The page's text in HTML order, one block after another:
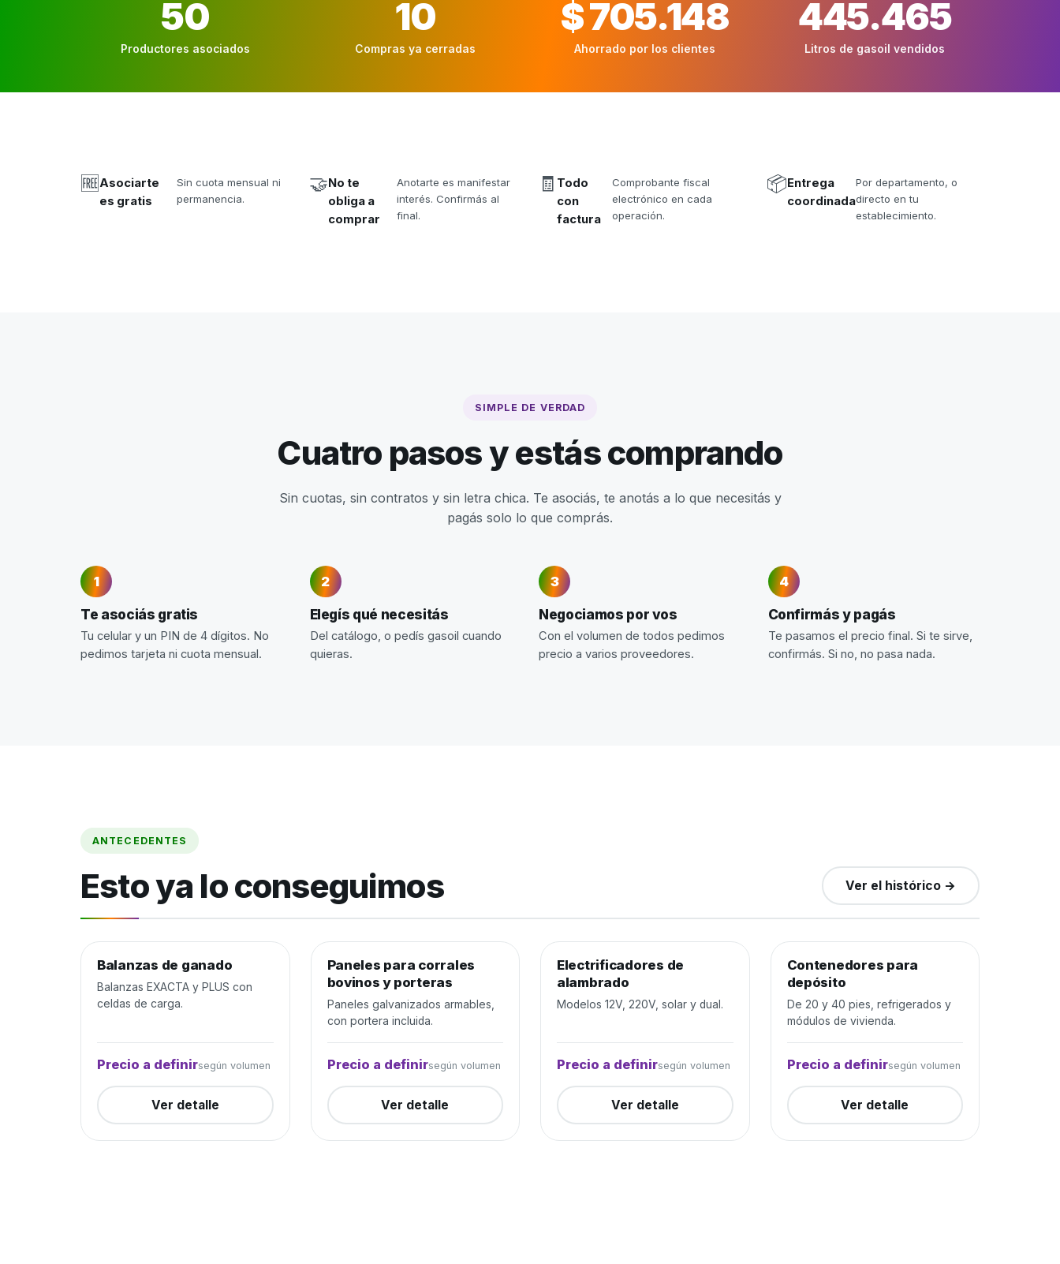
50
Productores asociados
10
Compras ya cerradas
$ 705.148
Ahorrado por los clientes
445.465
Litros de gasoil vendidos
🆓Asociarte
es gratis
Sin cuota mensual ni
permanencia.
🤝No te
obliga a
comprar
Anotarte es manifestar
interés. Confirmás al
final.
🧾 Todo
con
factura
Comprobante fiscal
electrónico en cada
operación.
📦Entrega
coordinada
Por departamento, o
directo en tu
establecimiento.
SIMPLE DE VERDAD
Cuatro pasos y estás comprando
Sin cuotas, sin contratos y sin letra chica. Te asociás, te anotás a lo que necesitás y
pagás solo lo que comprás.
Te asociás gratis
Tu celular y un PIN de 4 dígitos. No
pedimos tarjeta ni cuota mensual.
Elegís qué necesitás
Del catálogo, o pedís gasoil cuando
quieras.
Negociamos por vos
Con el volumen de todos pedimos
precio a varios proveedores.
Confirmás y pagás
Te pasamos el precio final. Si te sirve,
confirmás. Si no, no pasa nada.
ANTECEDENTES
Esto ya lo conseguimos Ver el histórico →
Manejo de ganado Cerrada
Balanzas de ganado
Balanzas EXACTA y PLUS con
celdas de carga.
Precio a definirsegún volumen
Ver detalle
Manejo de ganado Cerrada
Paneles para corrales
bovinos y porteras
Paneles galvanizados armables,
con portera incluida.
Precio a definirsegún volumen
Ver detalle
Alambrados y cercos
Electrificadores de
alambrado
Modelos 12V, 220V, solar y dual.
Precio a definirsegún volumen
Ver detalle
Depósito y construcción
Contenedores para
depósito
De 20 y 40 pies, refrigerados y
módulos de vivienda.
Precio a definirsegún volumen
Ver detalle